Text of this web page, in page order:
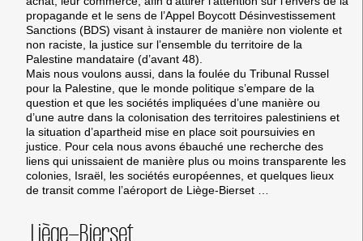
propagande et le sens de l’Appel Boycott Désinvestissement
Sanctions (BDS) visant à instaurer de manière non violente et
non raciste, la justice sur l’ensemble du territoire de la
Palestine mandataire (d’avant 48).
Mais nous voulons aussi, dans la foulée du Tribunal Russel
pour la Palestine, que le monde politique s’empare de la
question et que les sociétés impliquées d’une manière ou
d’une autre dans la colonisation des territoires palestiniens et
la situation d’apartheid mise en place soit poursuivies en
justice. Pour cela nous avons ébauché une recherche des
liens qui unissaient de manière plus ou moins transparente les
colonies, Israël, les sociétés européennes, et quelques lieux
de transit comme l’aéroport de Liège-Bierset …
Liège-Bierset